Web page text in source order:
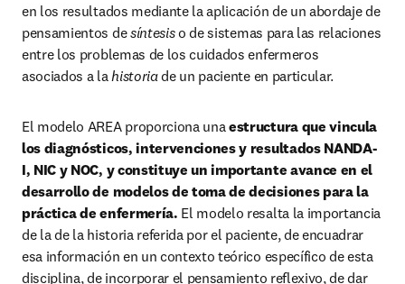
en los resultados mediante la aplicación de un abordaje de
pensamientos de síntesis o de sistemas para las relaciones
entre los problemas de los cuidados enfermeros
asociados a la historia de un paciente en particular.
El modelo AREA proporciona una estructura que vincula
los diagnósticos, intervenciones y resultados NANDA-
I, NIC y NOC, y constituye un importante avance en el
desarrollo de modelos de toma de decisiones para la
práctica de enfermería. El modelo resalta la importancia
de la de la historia referida por el paciente, de encuadrar
esa información en un contexto teórico específico de esta
disciplina, de incorporar el pensamiento reflexivo, de dar